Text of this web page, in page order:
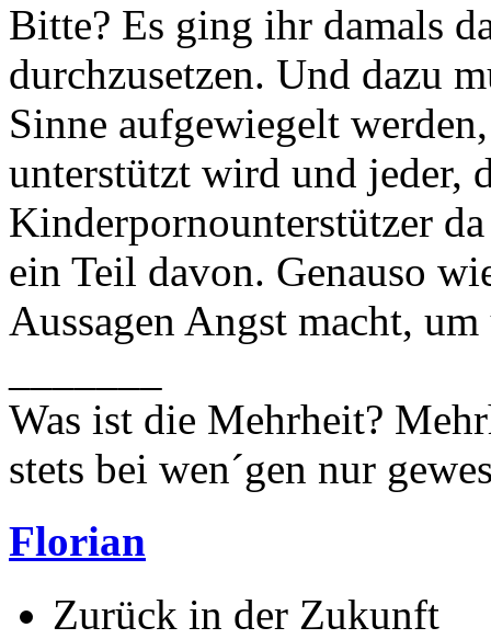
Bitte? Es ging ihr damals
durchzusetzen. Und dazu
Sinne aufgewiegelt
unterstützt wird und jeder,
Kinderpornounterstützer
ein Teil davon. Genauso
Aussagen Angst macht,
Was ist die Mehrheit?
stets bei wen´gen nur
Florian
Zurück in der Zukunft